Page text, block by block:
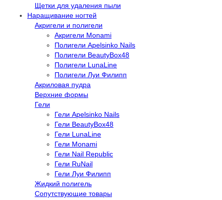
Щетки для удаления пыли
Наращивание ногтей
Акригели и полигели
Акригели Monami
Полигели Apelsinko Nails
Полигели BeautyBox48
Полигели LunaLine
Полигели Луи Филипп
Акриловая пудра
Верхние формы
Гели
Гели Apelsinko Nails
Гели BeautyBox48
Гели LunaLine
Гели Monami
Гели Nail Republic
Гели RuNail
Гели Луи Филипп
Жидкий полигель
Сопутствующие товары